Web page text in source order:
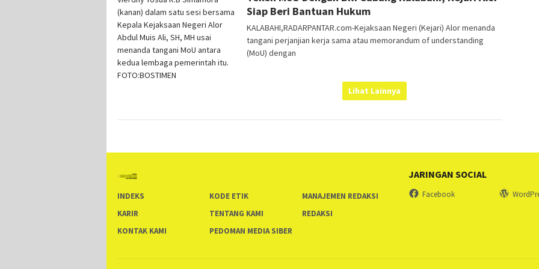
Siap Beri Bantuan Hukum
KALABAHI,RADARPANTAR.com-Kejaksaan Negeri (Kejari) Alor menanda
tangani perjanjian kerja sama atau memorandum of understanding
(MoU) dengan
Lihat Lainnya
INDEKS KODE ETIK
MANAJEMEN REDAKSI
KARIR
TENTANG KAMI
REDAKSI
KONTAK KAMI
PEDOMAN MEDIA SIBER
JARINGAN SOCIAL
Facebook